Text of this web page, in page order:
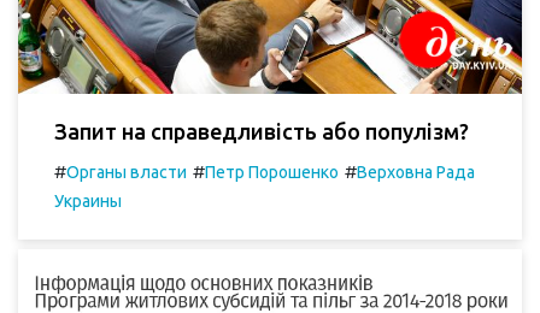
Запит на справедливість або популізм?
#Органы власти #Петр Порошенко #Верховна Рада
Украины